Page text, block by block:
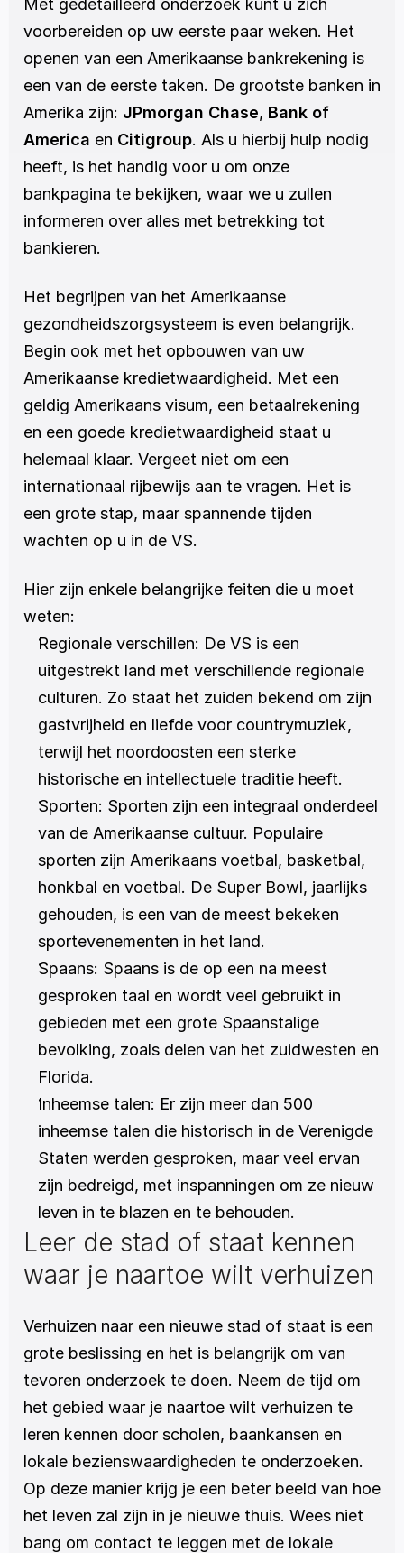
Met gedetailleerd onderzoek kunt u zich
voorbereiden op uw eerste paar weken. Het
openen van een Amerikaanse bankrekening is
een van de eerste taken. De grootste banken in
Amerika zijn: JPmorgan Chase, Bank of
America en Citigroup. Als u hierbij hulp nodig
heeft, is het handig voor u om onze
bankpagina te bekijken, waar we u zullen
informeren over alles met betrekking tot
bankieren.
Het begrijpen van het Amerikaanse
gezondheidszorgsysteem is even belangrijk.
Begin ook met het opbouwen van uw
Amerikaanse kredietwaardigheid. Met een
geldig Amerikaans visum, een betaalrekening
en een goede kredietwaardigheid staat u
helemaal klaar. Vergeet niet om een
internationaal rijbewijs aan te vragen. Het is
een grote stap, maar spannende tijden
wachten op u in de VS.
Hier zijn enkele belangrijke feiten die u moet
weten:
Regionale verschillen: De VS is een
uitgestrekt land met verschillende regionale
culturen. Zo staat het zuiden bekend om zijn
gastvrijheid en liefde voor countrymuziek,
terwijl het noordoosten een sterke
historische en intellectuele traditie heeft.
Sporten: Sporten zijn een integraal onderdeel
van de Amerikaanse cultuur. Populaire
sporten zijn Amerikaans voetbal, basketbal,
honkbal en voetbal. De Super Bowl, jaarlijks
gehouden, is een van de meest bekeken
sportevenementen in het land.
Spaans: Spaans is de op een na meest
gesproken taal en wordt veel gebruikt in
gebieden met een grote Spaanstalige
bevolking, zoals delen van het zuidwesten en
Florida.
Inheemse talen: Er zijn meer dan 500
inheemse talen die historisch in de Verenigde
Staten werden gesproken, maar veel ervan
zijn bedreigd, met inspanningen om ze nieuw
leven in te blazen en te behouden.
Leer de stad of staat kennen
waar je naartoe wilt verhuizen
Verhuizen naar een nieuwe stad of staat is een
grote beslissing en het is belangrijk om van
tevoren onderzoek te doen. Neem de tijd om
het gebied waar je naartoe wilt verhuizen te
leren kennen door scholen, baankansen en
lokale bezienswaardigheden te onderzoeken.
Op deze manier krijg je een beter beeld van hoe
het leven zal zijn in je nieuwe thuis. Wees niet
bang om contact te leggen met de lokale